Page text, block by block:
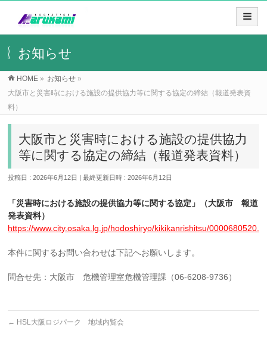
お知らせ
HOME » お知らせ »
大阪市と災害時における施設の提供協力等に関する協定の締結（報道発表資
料）
大阪市と災害時における施設の提供協力
等に関する協定の締結（報道発表資料）
投稿日 : 2026年6月12日 最終更新日時 : 2026年6月12日
「災害時における施設の提供協力等に関する協定」（大阪市 報道
発表資料）
https://www.city.osaka.lg.jp/hodoshiryo/kikikanrishitsu/
本件に関するお問い合わせは下記へお願いします。
問合せ先：大阪市 危機管理室危機管理課（06-6208-9736）
← HSL大阪ロジパーク 地域内覧会